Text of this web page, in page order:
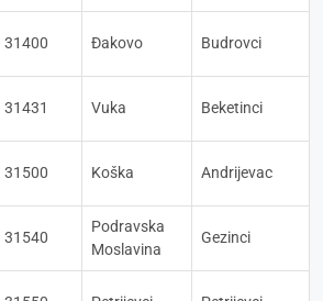
31400 Đakovo Budrovci
31431 Vuka Beketinci
31500 Koška Andrijevac
31540
Podravska
Moslavina
Gezinci